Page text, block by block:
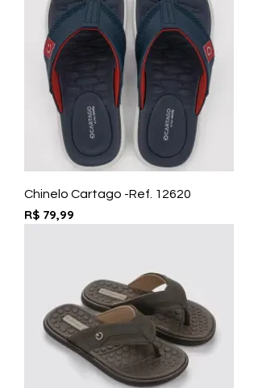
Chinelo Cartago -Ref. 12620
Preço
R$ 79,99